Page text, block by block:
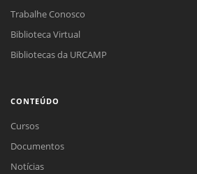
Trabalhe Conosco
Biblioteca Virtual
Bibliotecas da URCAMP
CONTEÚDO
Cursos
Documentos
Notícias